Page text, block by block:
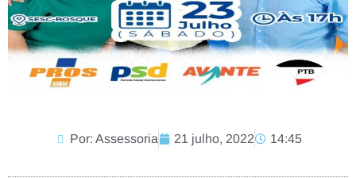
Por: Assessoria 21 julho, 2022 14:45